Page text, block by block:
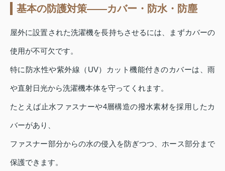
基本の防護対策――カバー・防水・防塵
屋外に設置された洗濯機を長持ちさせるには、まずカバーの
使用が不可欠です。
特に防水性や紫外線（UV）カット機能付きのカバーは、雨
や直射日光から洗濯機本体を守ってくれます。
たとえば止水ファスナーや4層構造の撥水素材を採用したカ
バーがあり、
ファスナー部分からの水の侵入を防ぎつつ、ホース部分まで
保護できます。